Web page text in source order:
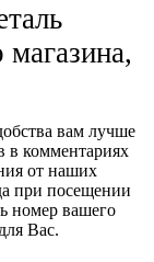
магазина,
вам лучше
в комментариях
от наших
при посещении
номер вашего
Вас.